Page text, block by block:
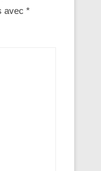
avec *